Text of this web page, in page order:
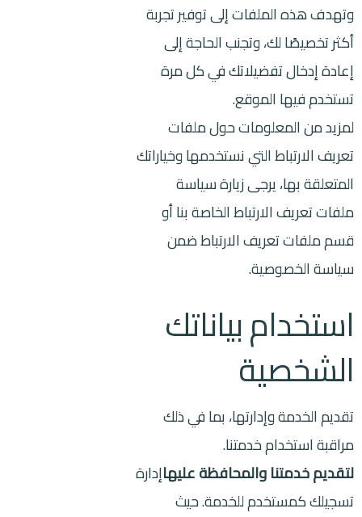
وتهدف هذه الملفات إلى توفير تجربة
أكثر تخصيصًا لك، وتجنب الحاجة إلى
إعادة إدخال تفضيلاتك في كل مرة
تستخدم فيها الموقع.
لمزيد من المعلومات حول ملفات
تعريف الارتباط التي نستخدمها وخياراتك
المتعلقة بها، يرجى زيارة سياسة
ملفات تعريف الارتباط الخاصة بنا أو
قسم ملفات تعريف الارتباط ضمن
سياسة الخصوصية.
استخدام بياناتك
الشخصية
تقديم الخدمة وإدارتها، بما في ذلك
مراقبة استخدام خدمتنا.
لتقديم خدمتنا والمحافظة عليهاإدارة
تسجيلك كمستخدم للخدمة. حيث